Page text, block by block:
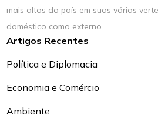
mais altos do país em suas várias
doméstico como externo.
Artigos Recentes
Política e Diplomacia
Economia e Comércio
Ambiente